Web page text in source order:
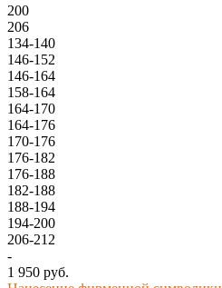
200
206
134-140
146-152
146-164
158-164
164-170
164-176
170-176
176-182
176-188
182-188
188-194
194-200
206-212
-
1 950 руб.